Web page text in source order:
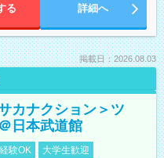
る 詳細へ
掲載日：2026.08.03
カナクション＞ツ
日本武道館
験OK
大学生歓迎